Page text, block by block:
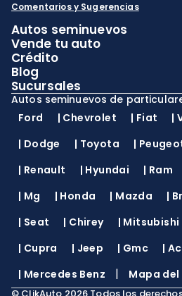
Comentarios y Sugerencias
Autos seminuevos
Vende tu auto
Crédito
Blog
Sucursales
Autos seminuevos de
Ford
| Chevrolet | Fiat |
| Dodge | Toyota |
| Renault | Hyundai | Ram
| Mg | Honda | Mazda |
| Seat | Chirey | Mitsubishi
| Cupra | Jeep | Gmc |
| Mercedes Benz | Mapa